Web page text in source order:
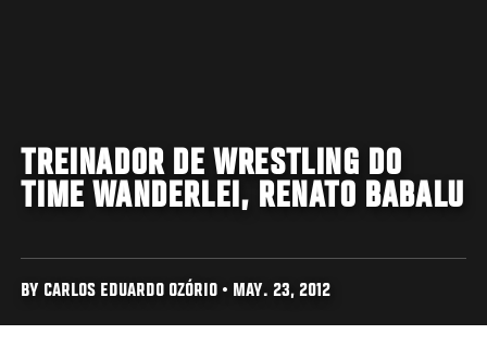
TREINADOR DE WRESTLING DO
TIME WANDERLEI, RENATO BABALU
BY CARLOS EDUARDO OZÓRIO • MAY. 23, 2012